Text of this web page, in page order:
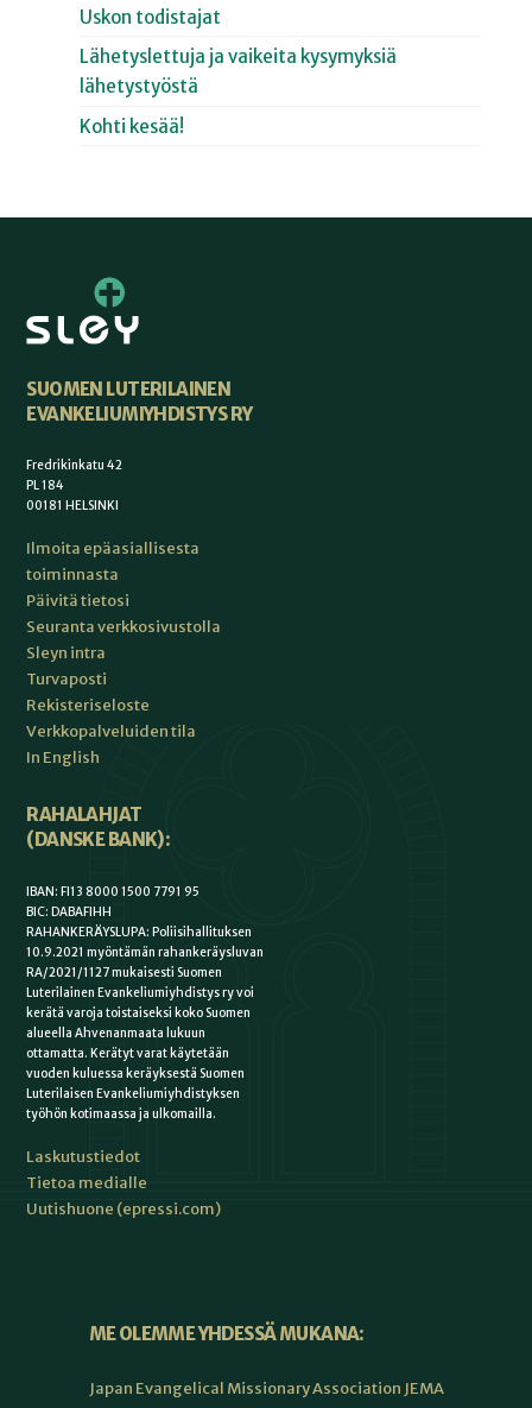
Uskon todistajat
Lähetyslettuja ja vaikeita kysymyksiä
lähetystyöstä
Kohti kesää!
SUOMEN LUTERILAINEN
EVANKELIUMIYHDISTYS RY
Fredrikinkatu 42
PL 184
00181 HELSINKI
Ilmoita epäasiallisesta
toiminnasta
Päivitä tietosi
Seuranta verkkosivustolla
Sleyn intra
Turvaposti
Rekisteriseloste
Verkkopalveluiden tila
In English
RAHALAHJAT
(DANSKE BANK):
IBAN: FI13 8000 1500 7791 95
BIC: DABAFIHH
RAHANKERÄYSLUPA: Poliisihallituksen
10.9.2021 myöntämän rahankeräysluvan
RA/2021/1127 mukaisesti Suomen
Luterilainen Evankeliumiyhdistys ry voi
kerätä varoja toistaiseksi koko Suomen
alueella Ahvenanmaata lukuun
ottamatta. Kerätyt varat käytetään
vuoden kuluessa keräyksestä Suomen
Luterilaisen Evankeliumiyhdistyksen
työhön kotimaassa ja ulkomailla.
Laskutustiedot
Tietoa medialle
Uutishuone (epressi.com)
ME OLEMME YHDESSÄ MUKANA:
Japan Evangelical Missionary Association JEMA